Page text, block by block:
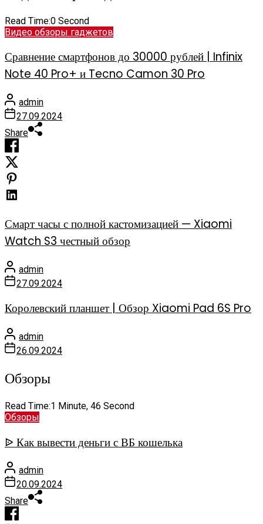
Read Time:0 Second
Видео обзоры гаджетов
Сравнение смартфонов до 30000 рублей | Infinix
Note 40 Pro+ и Tecno Camon 30 Pro
admin
27.09.2024
Share
Смарт часы с полной кастомизацией — Xiaomi
Watch S3 честный обзор
admin
27.09.2024
Королевский планшет | Обзор Xiaomi Pad 6S Pro
admin
26.09.2024
Обзоры
Read Time:1 Minute, 46 Second
Обзоры
ᐉ Как вывести деньги с ВБ кошелька
admin
20.09.2024
Share